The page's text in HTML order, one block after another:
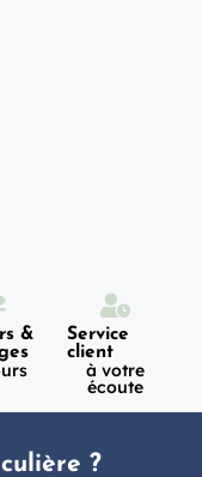
&
Service
client
à votre
écoute
?